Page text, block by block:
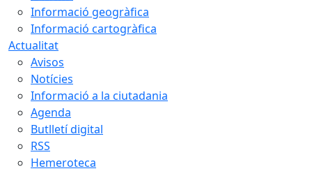
Informació geogràfica
Informació cartogràfica
Actualitat
Avisos
Notícies
Informació a la ciutadania
Agenda
Butlletí digital
RSS
Hemeroteca